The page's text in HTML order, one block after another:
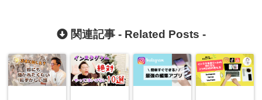
関連記事 - Related Posts -